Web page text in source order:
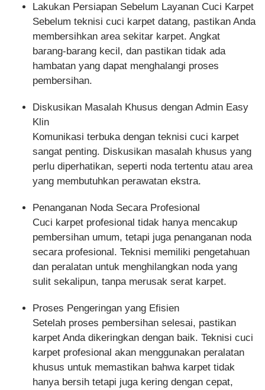
Lakukan Persiapan Sebelum Layanan Cuci Karpet
Sebelum teknisi cuci karpet datang, pastikan Anda
membersihkan area sekitar karpet. Angkat
barang-barang kecil, dan pastikan tidak ada
hambatan yang dapat menghalangi proses
pembersihan.
Diskusikan Masalah Khusus dengan Admin Easy
Klin
Komunikasi terbuka dengan teknisi cuci karpet
sangat penting. Diskusikan masalah khusus yang
perlu diperhatikan, seperti noda tertentu atau area
yang membutuhkan perawatan ekstra.
Penanganan Noda Secara Profesional
Cuci karpet profesional tidak hanya mencakup
pembersihan umum, tetapi juga penanganan noda
secara profesional. Teknisi memiliki pengetahuan
dan peralatan untuk menghilangkan noda yang
sulit sekalipun, tanpa merusak serat karpet.
Proses Pengeringan yang Efisien
Setelah proses pembersihan selesai, pastikan
karpet Anda dikeringkan dengan baik. Teknisi cuci
karpet profesional akan menggunakan peralatan
khusus untuk memastikan bahwa karpet tidak
hanya bersih tetapi juga kering dengan cepat,